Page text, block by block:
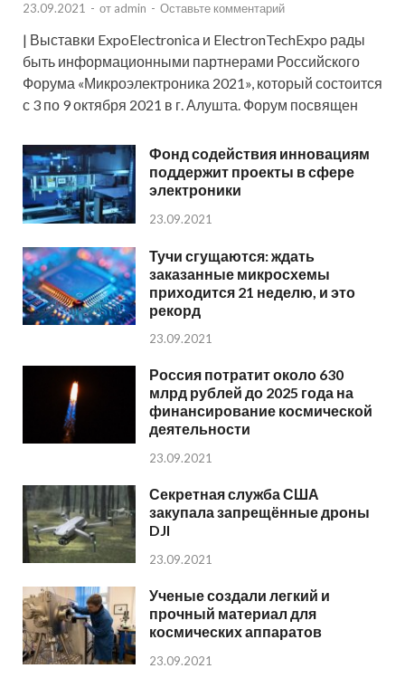
23.09.2021 - от admin - Оставьте комментарий
| Выставки ExpoElectronica и ElectronTechExpo рады
быть информационными партнерами Российского
Форума «Микроэлектроника 2021», который состоится
с 3 по 9 октября 2021 в г. Алушта. Форум посвящен
Фонд содействия инновациям
поддержит проекты в сфере
электроники
23.09.2021
Тучи сгущаются: ждать
заказанные микросхемы
приходится 21 неделю, и это
рекорд
23.09.2021
Россия потратит около 630
млрд рублей до 2025 года на
финансирование космической
деятельности
23.09.2021
Секретная служба США
закупала запрещённые дроны
DJI
23.09.2021
Ученые создали легкий и
прочный материал для
космических аппаратов
23.09.2021